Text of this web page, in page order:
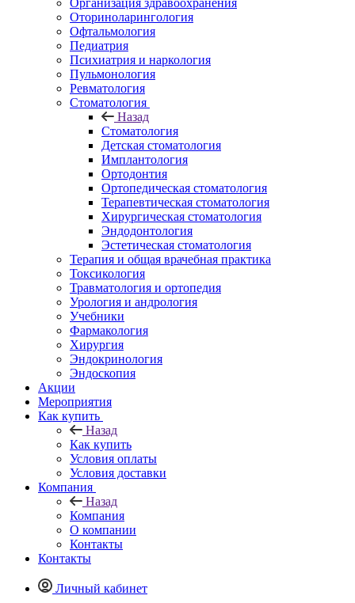
Организация здравоохранения
Оториноларингология
Офтальмология
Педиатрия
Психиатрия и наркология
Пульмонология
Ревматология
Стоматология
Назад
Стоматология
Детская стоматология
Имплантология
Ортодонтия
Ортопедическая стоматология
Терапевтическая стоматология
Хирургическая стоматология
Эндодонтология
Эстетическая стоматология
Терапия и общая врачебная практика
Токсикология
Травматология и ортопедия
Урология и андрология
Учебники
Фармакология
Хирургия
Эндокринология
Эндоскопия
Акции
Мероприятия
Как купить
Назад
Как купить
Условия оплаты
Условия доставки
Компания
Назад
Компания
О компании
Контакты
Контакты
Личный кабинет